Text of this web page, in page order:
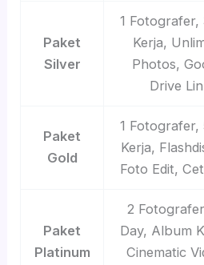
Paket
Silver
1 Fotografer,
Kerja,
Photos,
Drive
Paket
Gold
1 Fotografer,
Kerja,
Foto Edit,
Paket
Platinum
2
Day, Album
Cinematic